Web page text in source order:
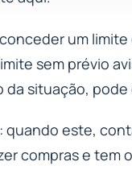
um
sem prévio
situação, pode
quando este,
compras e tem